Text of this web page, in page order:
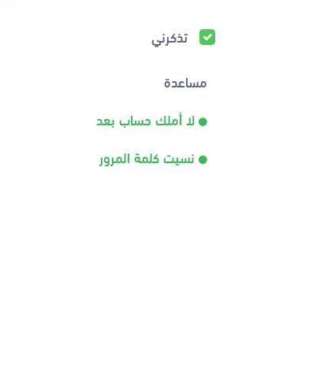
تذكرني
مساعدة
لا أملك حساب بعد
نسيت كلمة المرور